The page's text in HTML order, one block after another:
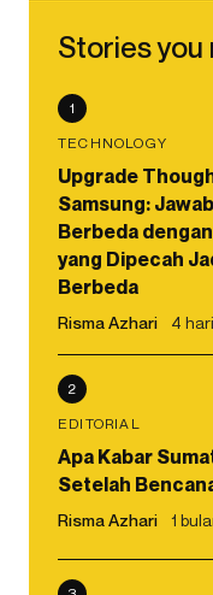
Stories you
1
TECHNOLOGY
Upgrade
Samsung:
Berbeda
yang Dipecah
Berbeda
Risma Azhari 4
2
EDITORIAL
Apa Kabar
Setelah
Risma Azhari 1